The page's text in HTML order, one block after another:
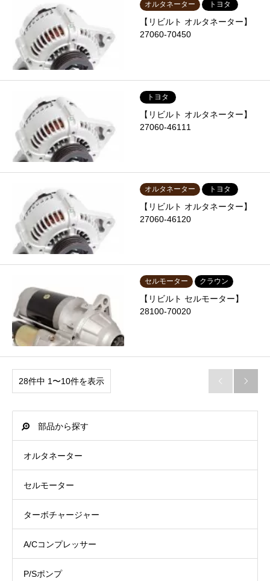
オルタネーター トヨタ
【リビルト オルタネーター】
27060-70450
トヨタ
【リビルト オルタネーター】
27060-46111
オルタネーター トヨタ
【リビルト オルタネーター】
27060-46120
セルモーター クラウン
【リビルト セルモーター】
28100-70020
28件中 1〜10件を表示  
部品から探す
オルタネーター
セルモーター
ターボチャージャー
A/Cコンプレッサー
P/Sポンプ